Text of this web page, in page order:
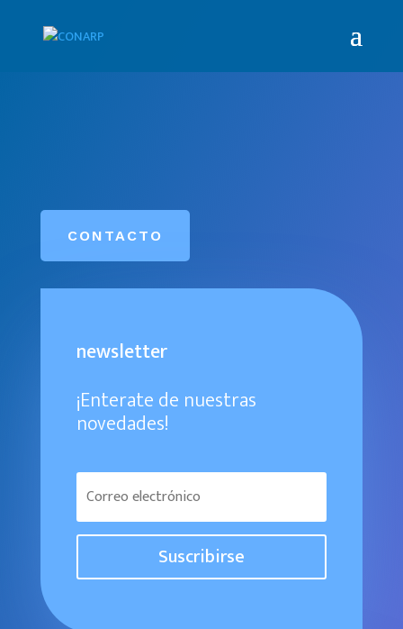
CONTACTO
newsletter
¡Enterate de nuestras
novedades!
Suscribirse